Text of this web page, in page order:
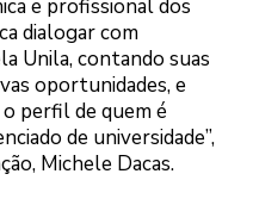
e profissional dos
dialogar com
Unila, contando suas
oportunidades, e
perfil de quem é
de universidade”,
Michele Dacas.